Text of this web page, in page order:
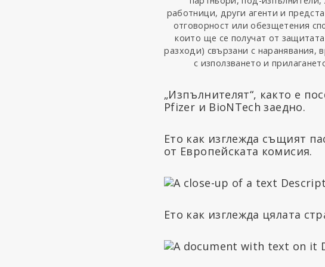
работници, други агенти и
отговорност или обезщетения
които ще се получат от
разходи) свързани с наранявания,
с използването и
„Изпълнителят“, както е
Pfizer и BioNTech заедно.
Ето как изглежда същият
от Европейската комисия.
Ето как изглежда цялата